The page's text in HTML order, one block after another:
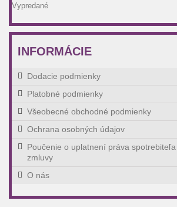
Vypredané
INFORMÁCIE
Dodacie podmienky
Platobné podmienky
Všeobecné obchodné podmienky
Ochrana osobných údajov
Poučenie o uplatnení práva
zmluvy
O nás